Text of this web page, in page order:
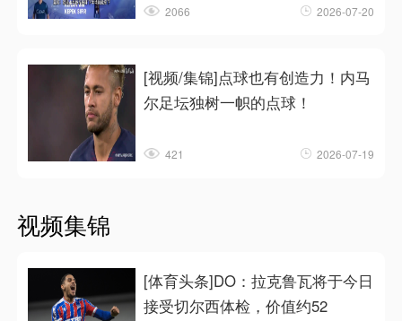
2066 2026-07-20
[视频/集锦]点球也有创造力！内马
尔足坛独树一帜的点球！
421 2026-07-19
视频集锦
[体育头条]DO：拉克鲁瓦将于今日
接受切尔西体检，价值约52